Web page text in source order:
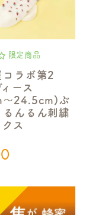
限定商品
コラボ第2
ース
24.5cm)ぶ
るんるん刺繍
ス